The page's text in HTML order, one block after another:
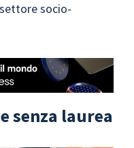
socio-
senza laurea